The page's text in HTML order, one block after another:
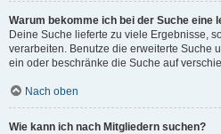
Warum bekomme ich bei der Suche eine
Deine Suche lieferte zu viele Ergebnisse,
verarbeiten. Benutze die erweiterte Suche
ein oder beschränke die Suche auf
Nach oben
Wie kann ich nach Mitgliedern suchen?